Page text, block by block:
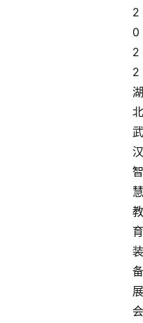
2
0
2
2
湖
北
武
汉
智
慧
教
育
装
备
展
会